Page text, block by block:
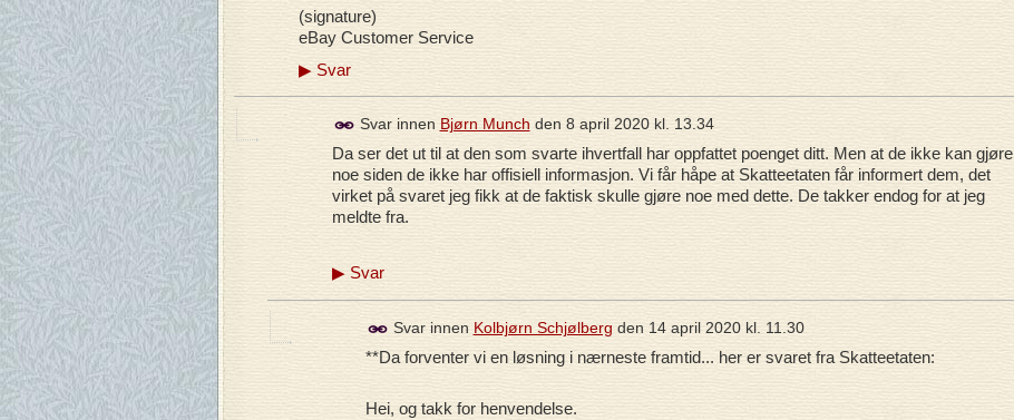
(signature)
eBay Customer Service
▶Svar
Svar innen Bjørn Munch den 8 april 2020 kl. 13.34
Da ser det ut til at den som svarte ihvertfall har oppfattet poenget ditt. Men at de ikke kan gjøre
noe siden de ikke har offisiell informasjon. Vi får håpe at Skatteetaten får informert dem, det
virket på svaret jeg fikk at de faktisk skulle gjøre noe med dette. De takker endog for at jeg
meldte fra.
▶Svar
Svar innen Kolbjørn Schjølberg den 14 april 2020 kl. 11.30
**Da forventer vi en løsning i nærneste framtid... her er svaret fra Skatteetaten:
Hei, og takk for henvendelse.